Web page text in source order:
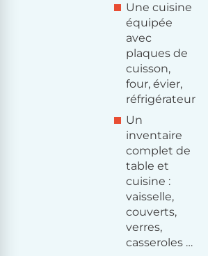
Une cuisine
équipée
avec
plaques de
cuisson,
four, évier,
réfrigérateur
Un
inventaire
complet de
table et
cuisine :
vaisselle,
couverts,
verres,
casseroles …